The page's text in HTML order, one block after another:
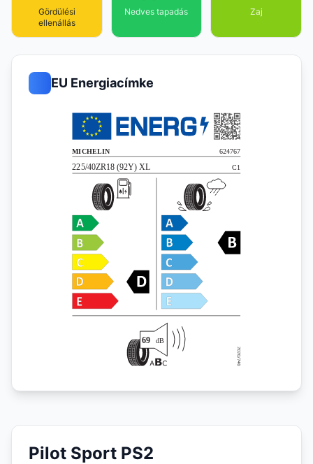
Gördülési
ellenállás
Nedves tapadás Zaj
EU Energiacímke
Pilot Sport PS2